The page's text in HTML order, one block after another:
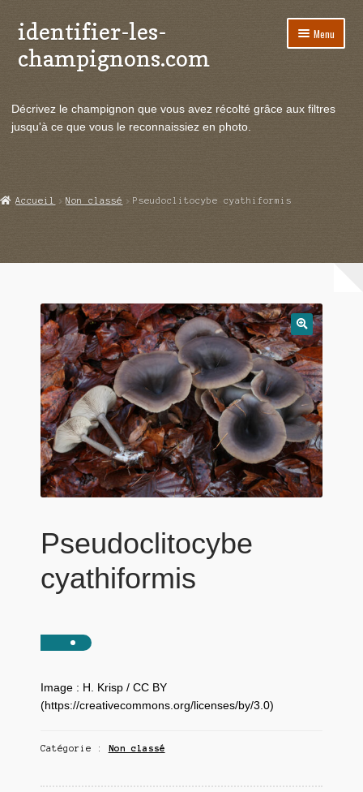
Aller
à
la
Aller
au
contenu
identifier-les-
champignons.com
Menu
le
Actualités
Echanges et contacts
Décrivez le champignon que vous avez récolté grâce aux filtres
jusqu'à ce que vous le reconnaissiez en photo.
Accueil Non classé Pseudoclitocybe cyathiformis
Pseudoclitocybe
cyathiformis
Image : H. Krisp / CC BY
(https://creativecommons.org/licenses/by/3.0)
Catégorie : Non classé